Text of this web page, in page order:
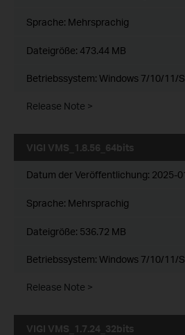
Sprache: Mehrsprachig
Dateigröße: 473.44 MB
Betriebssystem: Windows 7/10/11/
Release Note >
VIGI VMS_1.8.56_64bits
Datum der Veröffentlichung: 2025-
Sprache: Mehrsprachig
Dateigröße: 536.72 MB
Betriebssystem: Windows 7/10/11/
Release Note >
VIGI VMS_1.7.24_32bits